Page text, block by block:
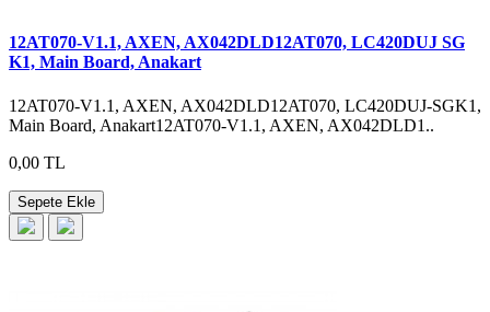
12AT070-V1.1, AXEN, AX042DLD12AT070, LC420DUJ SG
K1, Main Board, Anakart
12AT070-V1.1, AXEN, AX042DLD12AT070, LC420DUJ-SGK1,
Main Board, Anakart12AT070-V1.1, AXEN, AX042DLD1..
0,00 TL
Sepete Ekle